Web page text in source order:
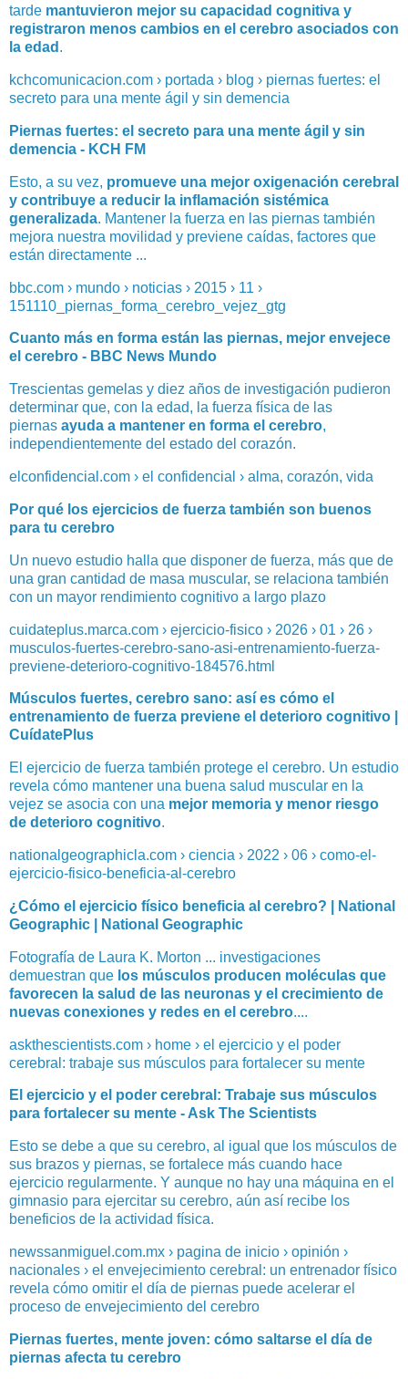
tarde mantuvieron mejor su capacidad cognitiva y
registraron menos cambios en el cerebro asociados con
la edad .
kchcomunicacion.com › portada › blog › piernas fuertes: el
secreto para una mente ágil y sin demencia
Piernas fuertes: el secreto para una mente ágil y sin
demencia - KCH FM
Esto, a su vez, promueve una mejor oxigenación cerebral
y contribuye a reducir la inflamación sistémica
generalizada. Mantener la fuerza en las piernas también
mejora nuestra movilidad y previene caídas, factores que
están directamente ...
bbc.com › mundo › noticias › 2015 › 11 ›
151110_piernas_forma_cerebro_vejez_gtg
Cuanto más en forma están las piernas, mejor envejece
el cerebro - BBC News Mundo
Trescientas gemelas y diez años de investigación pudieron
determinar que, con la edad, la fuerza física de las
piernas ayuda a mantener en forma el cerebro,
independientemente del estado del corazón.
elconfidencial.com › el confidencial › alma, corazón, vida
Por qué los ejercicios de fuerza también son buenos
para tu cerebro
Un nuevo estudio halla que disponer de fuerza, más que de
una gran cantidad de masa muscular, se relaciona también
con un mayor rendimiento cognitivo a largo plazo
cuidateplus.marca.com › ejercicio-fisico › 2026 › 01 › 26 ›
musculos-fuertes-cerebro-sano-asi-entrenamiento-fuerza-
previene-deterioro-cognitivo-184576.html
Músculos fuertes, cerebro sano: así es cómo el
entrenamiento de fuerza previene el deterioro cognitivo |
CuídatePlus
El ejercicio de fuerza también protege el cerebro. Un estudio
revela cómo mantener una buena salud muscular en la
vejez se asocia con una mejor memoria y menor riesgo
de deterioro cognitivo.
nationalgeographicla.com › ciencia › 2022 › 06 › como-el-
ejercicio-fisico-beneficia-al-cerebro
¿Cómo el ejercicio físico beneficia al cerebro? | National
Geographic | National Geographic
Fotografía de Laura K. Morton ... investigaciones
demuestran que los músculos producen moléculas que
favorecen la salud de las neuronas y el crecimiento de
nuevas conexiones y redes en el cerebro....
askthescientists.com › home › el ejercicio y el poder
cerebral: trabaje sus músculos para fortalecer su mente
El ejercicio y el poder cerebral: Trabaje sus músculos
para fortalecer su mente - Ask The Scientists
Esto se debe a que su cerebro, al igual que los músculos de
sus brazos y piernas, se fortalece más cuando hace
ejercicio regularmente. Y aunque no hay una máquina en el
gimnasio para ejercitar su cerebro, aún así recibe los
beneficios de la actividad física.
newssanmiguel.com.mx › pagina de inicio › opinión ›
nacionales › el envejecimiento cerebral: un entrenador físico
revela cómo omitir el día de piernas puede acelerar el
proceso de envejecimiento del cerebro
Piernas fuertes, mente joven: cómo saltarse el día de
piernas afecta tu cerebro